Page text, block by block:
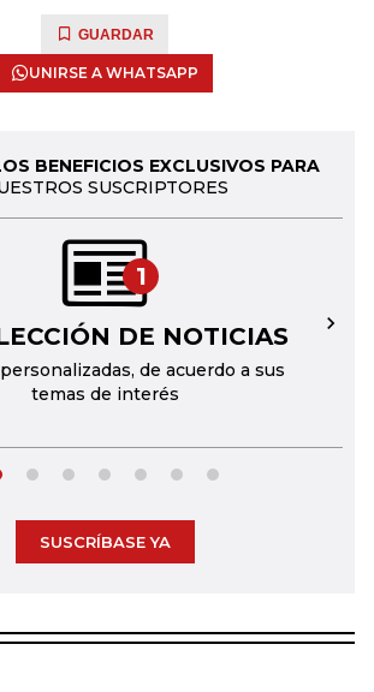
GUARDAR
UNIRSE A WHATSAPP
BENEFICIOS EXCLUSIVOS PARA
SUSCRIPTORES
1
DE NOTICIAS
de acuerdo a sus
temas de interés
→
SUSCRÍBASE YA